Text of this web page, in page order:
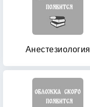
Анестезиология